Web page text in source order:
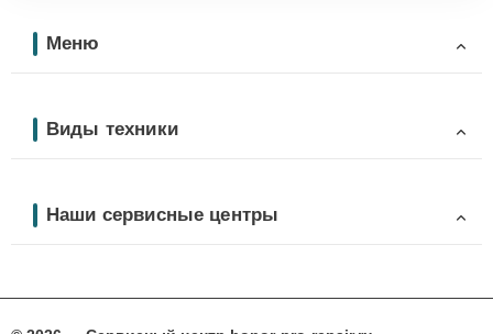
Меню
Виды техники
Наши сервисные центры